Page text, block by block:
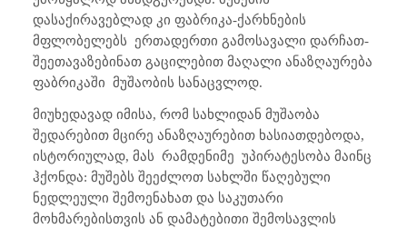
დასაქირავებლად კი ფაბრიკა-ქარხნების
მფლობელებს ერთადერთი გამოსავალი დარჩათ-
შეეთავაზებინათ გაცილებით მაღალი ანაზღაურება
ფაბრიკაში მუშაობის სანაცვლოდ.
მიუხედავად იმისა, რომ სახლიდან მუშაობა
შედარებით მცირე ანაზღაურებით ხასიათდებოდა,
ისტორიულად, მას რამდენიმე უპირატესობა მაინც
ჰქონდა: მუშებს შეეძლოთ სახლში წაღებული
ნედლეული შემოენახათ და საკუთარი
მოხმარებისთვის ან დამატებითი შემოსავლის